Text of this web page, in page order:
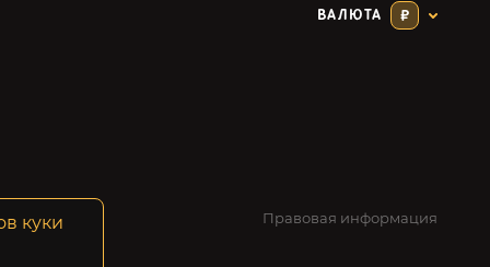
ВАЛЮТА ₽
Правовая информация
куки